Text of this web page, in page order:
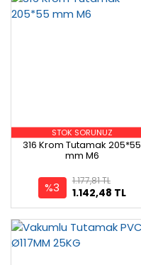
STOK SORUNUZ
316 Krom Tutamak 205*55
mm M6
%3 1.142,48 TL
1.177,81 TL